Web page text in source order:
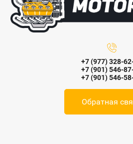
+7 (977) 328-
+7 (901) 546-
+7 (901) 546-
Обратная